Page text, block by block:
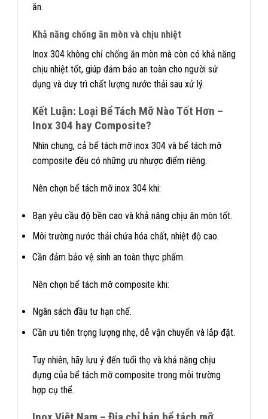
ăn.
Khả năng chống ăn mòn và chịu nhiệt
Inox 304 không chỉ chống ăn mòn mà còn có khả năng
chịu nhiệt tốt, giúp đảm bảo an toàn cho người sử
dụng và duy trì chất lượng nước thải sau xử lý.
Kết Luận: Loại Bể Tách Mỡ Nào Tốt Hơn –
Inox 304 hay Composite?
Nhìn chung, cả bể tách mỡ inox 304 và bể tách mỡ
composite đều có những ưu nhược điểm riêng.
Nên chọn bể tách mỡ inox 304 khi:
Bạn yêu cầu độ bền cao và khả năng chịu ăn mòn tốt.
Môi trường nước thải chứa hóa chất, nhiệt độ cao.
Cần đảm bảo vệ sinh an toàn thực phẩm.
Nên chọn bể tách mỡ composite khi:
Ngân sách đầu tư hạn chế.
Cần ưu tiên trọng lượng nhẹ, dễ vận chuyển và lắp đặt.
Tuy nhiên, hãy lưu ý đến tuổi thọ và khả năng chịu
đựng của bể tách mỡ composite trong mỗi trường
hợp cụ thể.